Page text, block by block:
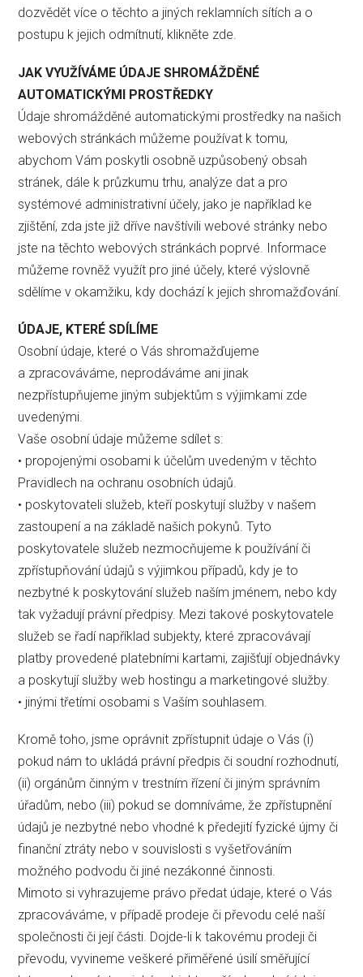
dozvědět více o těchto a jiných reklamních sítích a o
postupu k jejich odmítnutí, klikněte zde.
JAK VYUŽÍVÁME ÚDAJE SHROMÁŽDĚNÉ
AUTOMATICKÝMI PROSTŘEDKY
Údaje shromážděné automatickými prostředky na našich
webových stránkách můžeme používat k tomu,
abychom Vám poskytli osobně uzpůsobený obsah
stránek, dále k průzkumu trhu, analýze dat a pro
systémové administrativní účely, jako je například ke
zjištění, zda jste již dříve navštívili webové stránky nebo
jste na těchto webových stránkách poprvé. Informace
můžeme rovněž využít pro jiné účely, které výslovně
sdělíme v okamžiku, kdy dochází k jejich shromažďování.
ÚDAJE, KTERÉ SDÍLÍME
Osobní údaje, které o Vás shromažďujeme
a zpracováváme, neprodáváme ani jinak
nezpřístupňujeme jiným subjektům s výjimkami zde
uvedenými.
Vaše osobní údaje můžeme sdílet s:
• propojenými osobami k účelům uvedeným v těchto
Pravidlech na ochranu osobních údajů.
• poskytovateli služeb, kteří poskytují služby v našem
zastoupení a na základě našich pokynů. Tyto
poskytovatele služeb nezmocňujeme k používání či
zpřístupňování údajů s výjimkou případů, kdy je to
nezbytné k poskytování služeb naším jménem, nebo kdy
tak vyžadují právní předpisy. Mezi takové poskytovatele
služeb se řadí například subjekty, které zpracovávají
platby provedené platebními kartami, zajišťují objednávky
a poskytují služby web hostingu a marketingové služby.
• jinými třetími osobami s Vaším souhlasem.
Kromě toho, jsme oprávnit zpřístupnit údaje o Vás (i)
pokud nám to ukládá právní předpis či soudní rozhodnutí,
(ii) orgánům činným v trestním řízení či jiným správním
úřadům, nebo (iii) pokud se domníváme, že zpřístupnění
údajů je nezbytné nebo vhodné k předejití fyzické újmy či
finanční ztráty nebo v souvislosti s vyšetřováním
možného podvodu či jiné nezákonné činnosti.
Mimoto si vyhrazujeme právo předat údaje, které o Vás
zpracováváme, v případě prodeje či převodu celé naší
společnosti či její části. Dojde-li k takovému prodeji či
převodu, vyvineme veškeré přiměřené úsilí směřující